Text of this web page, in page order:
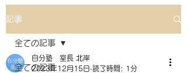
記事
全ての記事
全ての記事
自分塾 室長 北岸
2023年12月15日 読了時間: 1分